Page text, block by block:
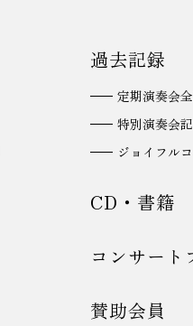
過去記録
定期演奏会
特別演奏会
ジョイフル
CD・書籍
コンサート
賛助会員